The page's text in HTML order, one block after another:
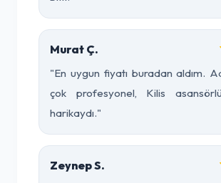
Murat Ç.
"En uygun fiyatı buradan aldım.
çok profesyonel, Kilis
harikaydı."
Zeynep S.